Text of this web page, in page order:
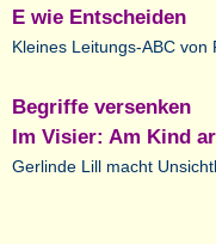
E wie Entscheiden
Kleines Leitungs-ABC von
Begriffe versenken
Im Visier: Am Kind
Gerlinde Lill macht